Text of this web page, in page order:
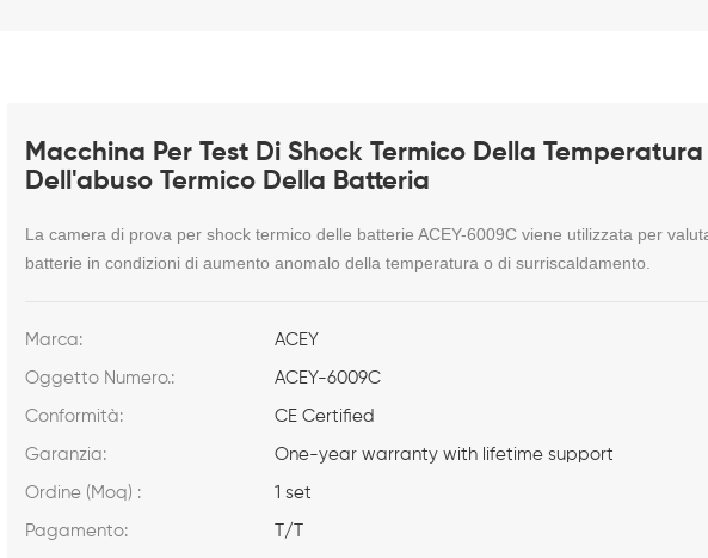
Macchina Per Test Di Shock Termico Della
Dell'abuso Termico Della Batteria
La camera di prova per shock termico delle batterie ACEY-6009C viene utilizzata per
batterie in condizioni di aumento anomalo della temperatura o di surriscaldamento.
Marca: ACEY
Oggetto Numero.: ACEY-6009C
Conformità: CE Certified
Garanzia: One-year warranty with lifetime support
Ordine (Moq) : 1 set
Pagamento: T/T